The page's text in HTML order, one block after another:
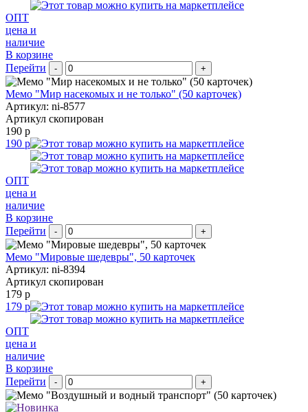
ОПТ
цена и
наличие
В корзине
Перейти
- +
Мемо "Мир насекомых и не только" (50 карточек)
Артикул: ni-8577
Артикул скопирован
190 р
190 р
ОПТ
цена и
наличие
В корзине
Перейти
- +
Мемо "Мировые шедевры", 50 карточек
Артикул: ni-8394
Артикул скопирован
179 р
179 р
ОПТ
цена и
наличие
В корзине
Перейти
- +